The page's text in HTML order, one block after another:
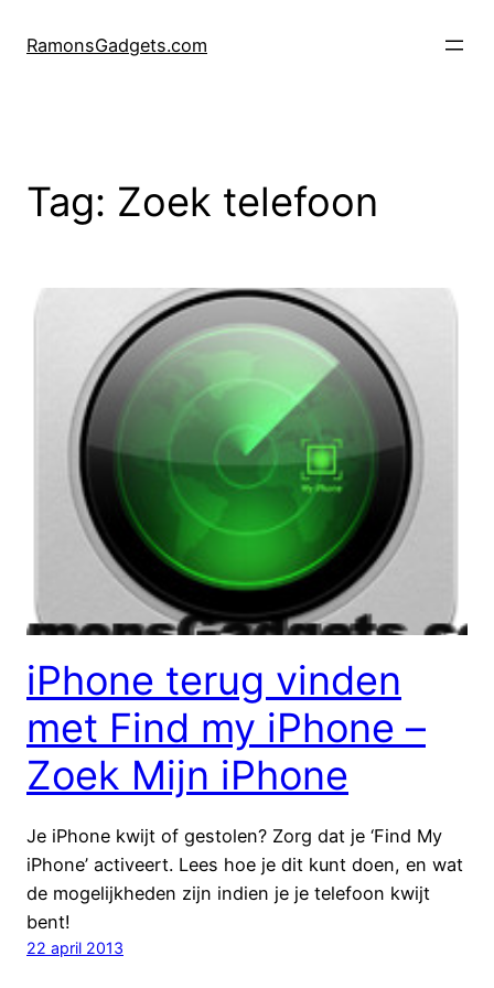
naarRamonsGadgets.com
Tag: Zoek telefoon
iPhone terug vinden
met Find my iPhone –
Zoek Mijn iPhone
Je iPhone kwijt of gestolen? Zorg dat je ‘Find My
iPhone’ activeert. Lees hoe je dit kunt doen, en wat
de mogelijkheden zijn indien je je telefoon kwijt
bent!
22 april 2013